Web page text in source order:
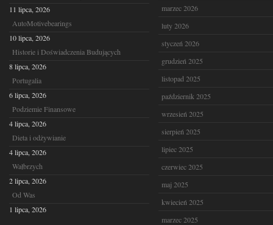
11 lipca, 2026
AutoMotivebearings
10 lipca, 2026
Historie i Doświadczenia Budujących
8 lipca, 2026
Portugalia
6 lipca, 2026
Podziemie Finansowe
4 lipca, 2026
Dieta i odżywianie
4 lipca, 2026
Wałbrzych
2 lipca, 2026
Od Was
1 lipca, 2026
marzec 2026
luty 2026
styczeń 2026
grudzień 2025
listopad 2025
październik 2025
wrzesień 2025
sierpień 2025
lipiec 2025
czerwiec 2025
maj 2025
kwiecień 2025
marzec 2025